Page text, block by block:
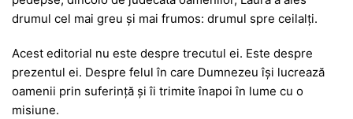
drumul cel mai greu și mai frumos: drumul spre ceilalți.
Acest editorial nu este despre trecutul ei. Este despre
prezentul ei. Despre felul în care Dumnezeu își lucrează
oamenii prin suferință și îi trimite înapoi în lume cu o
misiune.